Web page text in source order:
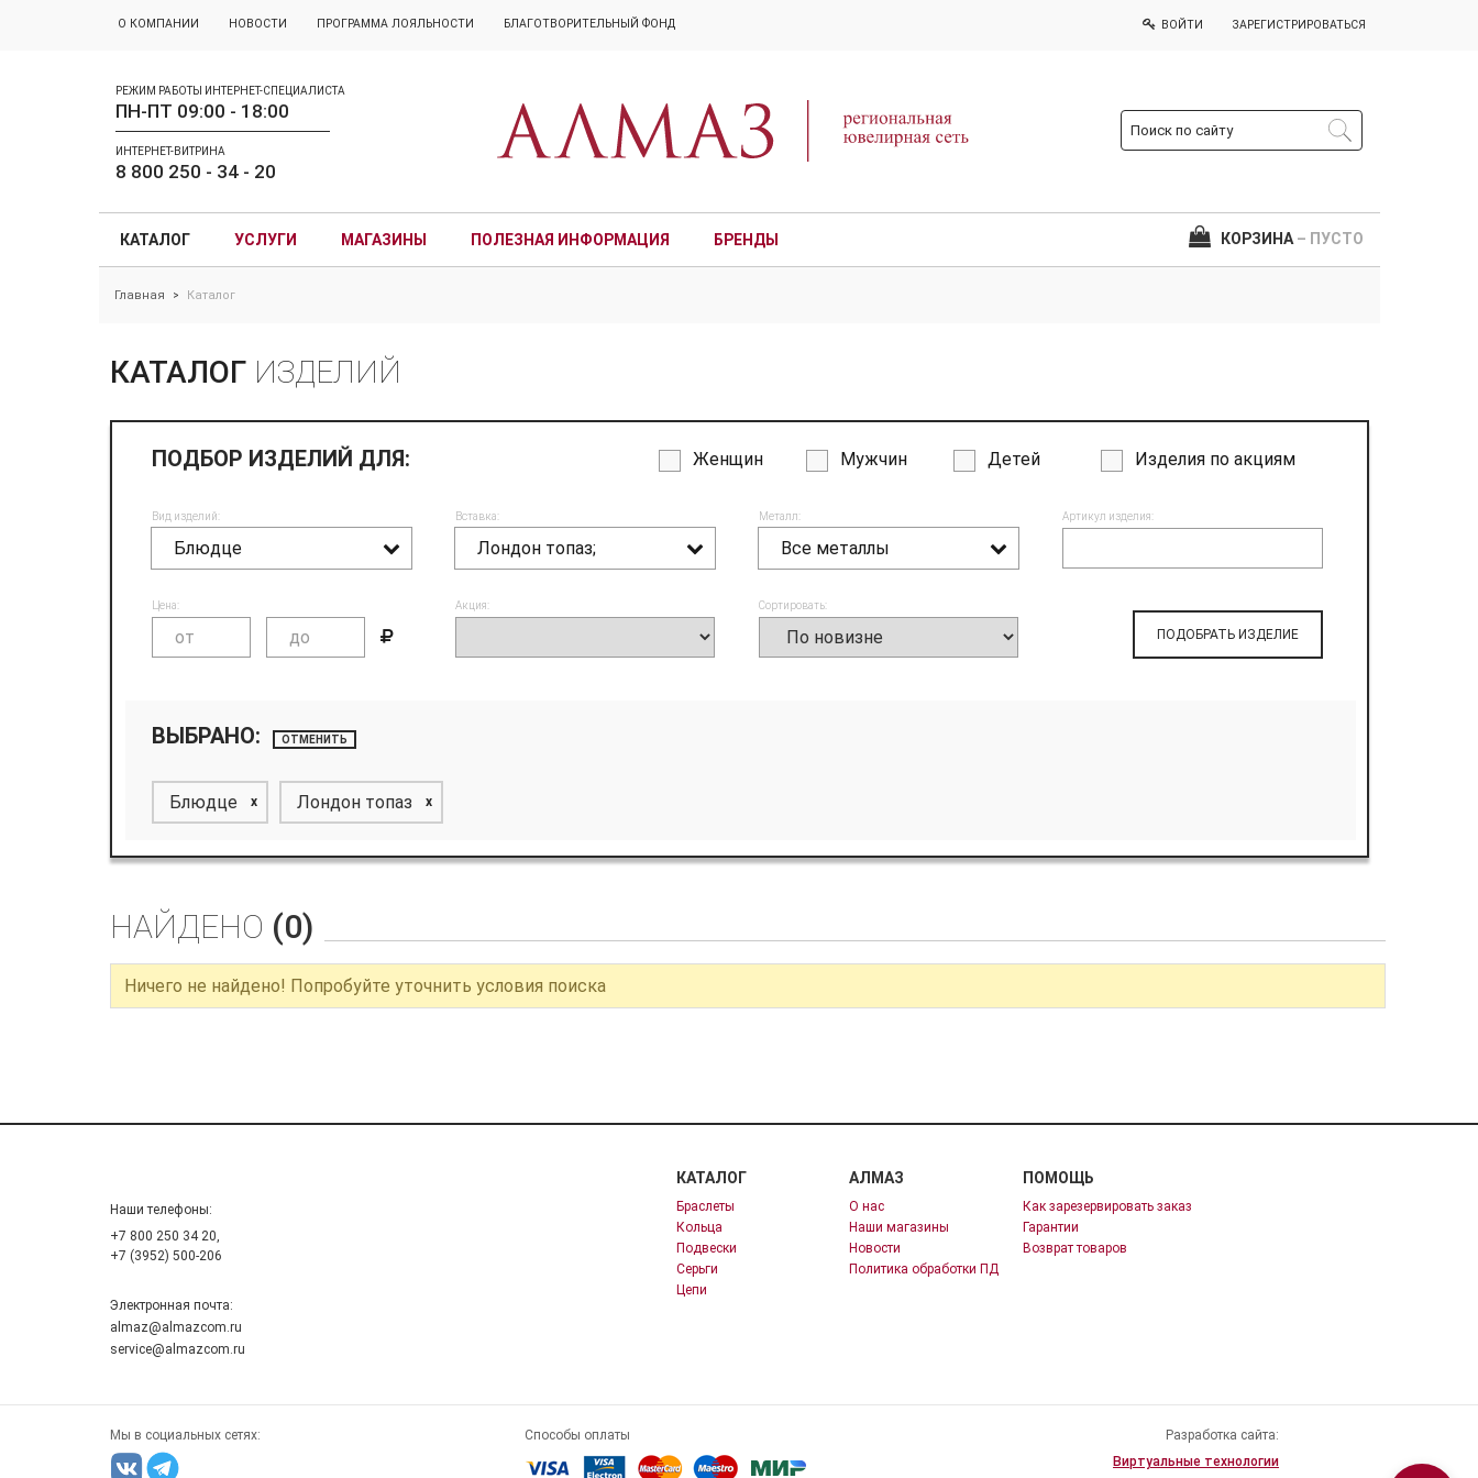
О КОМПАНИИ НОВОСТИ ПРОГРАММА ЛОЯЛЬНОСТИ БЛАГОТВОРИТЕЛЬНЫЙ ФОНД
РЕЖИМ РАБОТЫ ИНТЕРНЕТ-СПЕЦИАЛИСТА
ПН-ПТ 09:00 - 18:00
ИНТЕРНЕТ-ВИТРИНА
8 800 250 - 34 - 20
ВОЙТИ ЗАРЕГИСТРИРОВАТЬСЯ
КАТАЛОГ УСЛУГИ МАГАЗИНЫ ПОЛЕЗНАЯ ИНФОРМАЦИЯ БРЕНДЫ КОРЗИНА – ПУСТО
Главная > Каталог
КАТАЛОГ ИЗДЕЛИЙ
ПОДБОР ИЗДЕЛИЙ ДЛЯ: Женщин Мужчин Детей Изделия по акциям
Вид изделий:
Блюдце
Вставка:
Лондон топаз;
Металл:
Все металлы
Артикул изделия:
Цена: Акция: Сортировать:
ПОДОБРАТЬ ИЗДЕЛИЕ
ВЫБРАНО: ОТМЕНИТЬ
Блюдце x Лондон топаз x
НАЙДЕНО (0)
Ничего не найдено! Попробуйте уточнить условия поиска
Наши телефоны:
+7 800 250 34 20,
+7 (3952) 500-206
Электронная почта:
almaz@almazcom.ru
service@almazcom.ru
КАТАЛОГ
Браслеты
Кольца
Подвески
Серьги
Цепи
АЛМАЗ
О нас
Наши магазины
Новости
Политика обработки ПД
ПОМОЩЬ
Как зарезервировать заказ
Гарантии
Возврат товаров
Мы в социальных сетях: Способы оплаты
Разработка сайта:
Виртуальные технологии